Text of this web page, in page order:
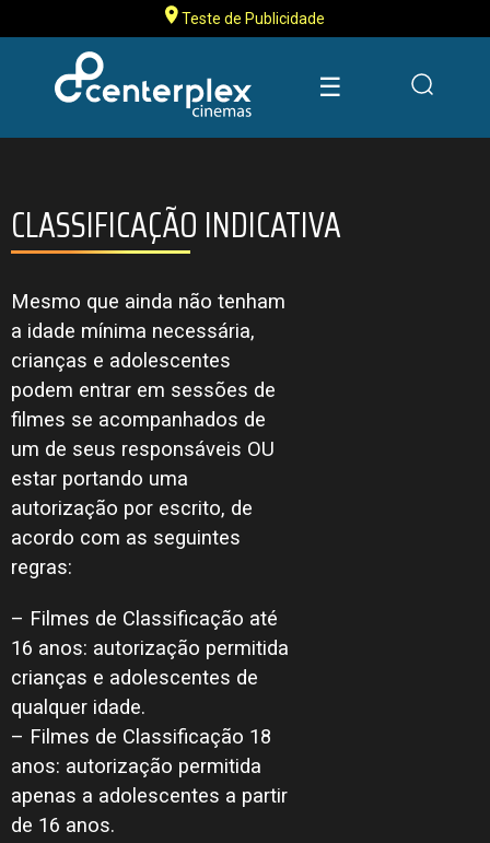
Teste de Publicidade
☰
CLASSIFICAÇÃO INDICATIVA
Mesmo que ainda não tenham
a idade mínima necessária,
crianças e adolescentes
podem entrar em sessões de
filmes se acompanhados de
um de seus responsáveis OU
estar portando uma
autorização por escrito, de
acordo com as seguintes
regras:
– Filmes de Classificação até
16 anos: autorização permitida
crianças e adolescentes de
qualquer idade.
– Filmes de Classificação 18
anos: autorização permitida
apenas a adolescentes a partir
de 16 anos.